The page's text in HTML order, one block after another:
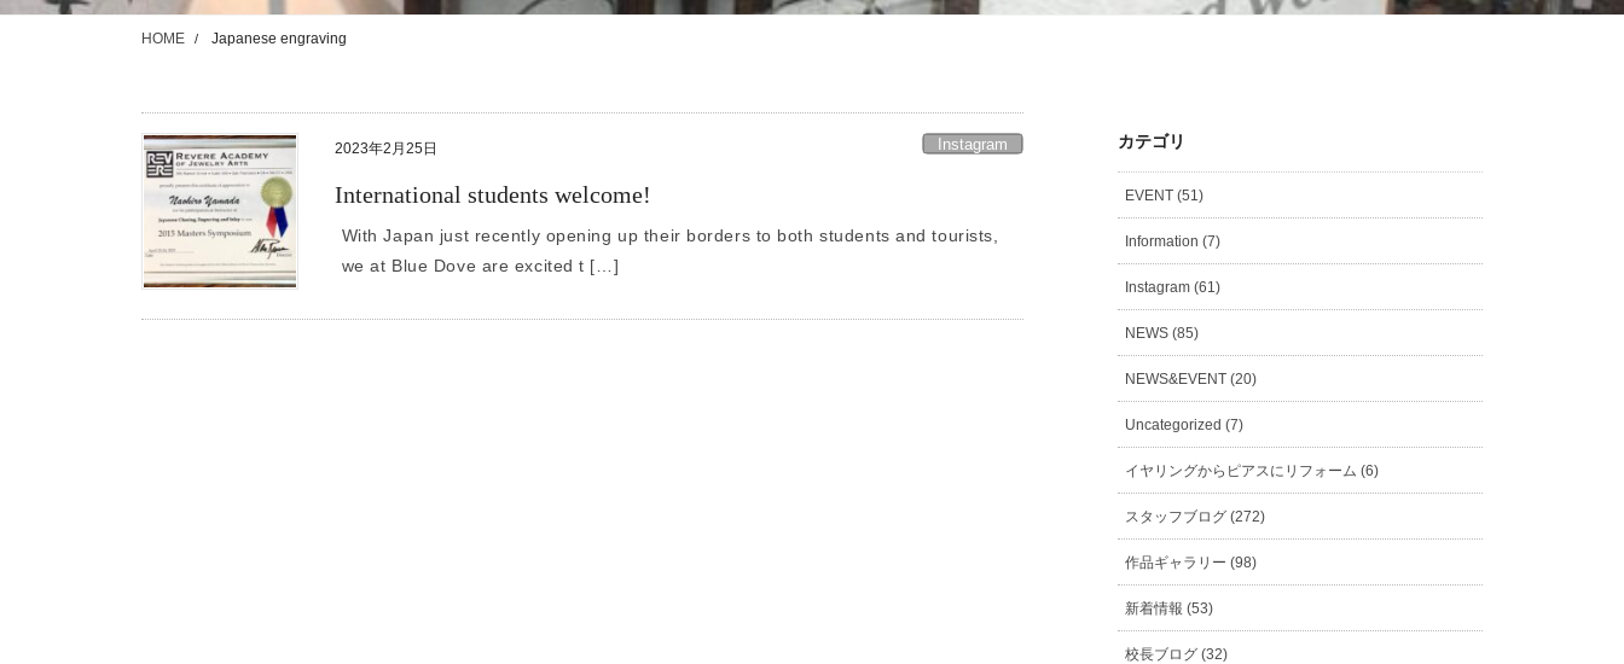
日本伝統彫金コース
学校見学申し込み
HOME Japanese engraving
2023年2月25日 Instagram
International students welcome!
With Japan just recently opening up their borders to both students and tourists,
we at Blue Dove are excited t […]
カテゴリ
EVENT (51)
Information (7)
Instagram (61)
NEWS (85)
NEWS&EVENT (20)
Uncategorized (7)
イヤリングからピアスにリフォーム (6)
スタッフブログ (272)
作品ギャラリー (98)
新着情報 (53)
校長ブログ (32)